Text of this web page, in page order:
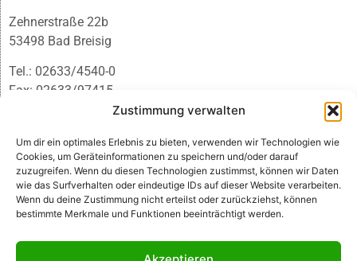
Zustimmung verwalten
Um dir ein optimales Erlebnis zu bieten, verwenden wir Technologien wie
Cookies, um Geräteinformationen zu speichern und/oder darauf
zuzugreifen. Wenn du diesen Technologien zustimmst, können wir Daten
wie das Surfverhalten oder eindeutige IDs auf dieser Website verarbeiten.
Wenn du deine Zustimmung nicht erteilst oder zurückziehst, können
bestimmte Merkmale und Funktionen beeinträchtigt werden.
Zehnerstraße 22b
53498 Bad Breisig
Tel.: 02633/4540-0
Fax: 02633/97415
infobb@blmedien.de